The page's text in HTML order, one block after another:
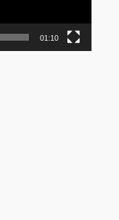
01:10